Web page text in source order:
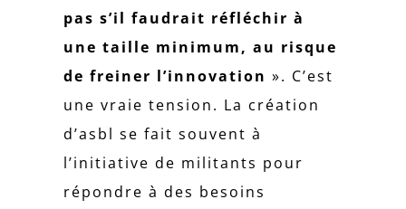
pas s’il faudrait réfléchir à
une taille minimum, au risque
de freiner l’innovation ». C’est
une vraie tension. La création
d’asbl se fait souvent à
l’initiative de militants pour
répondre à des besoins